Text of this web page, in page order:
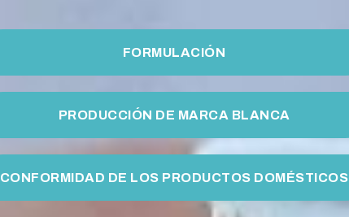
FORMULACIÓN
PRODUCCIÓN DE MARCA BLANCA
CONFORMIDAD DE LOS PRODUCTOS DOMÉSTICOS